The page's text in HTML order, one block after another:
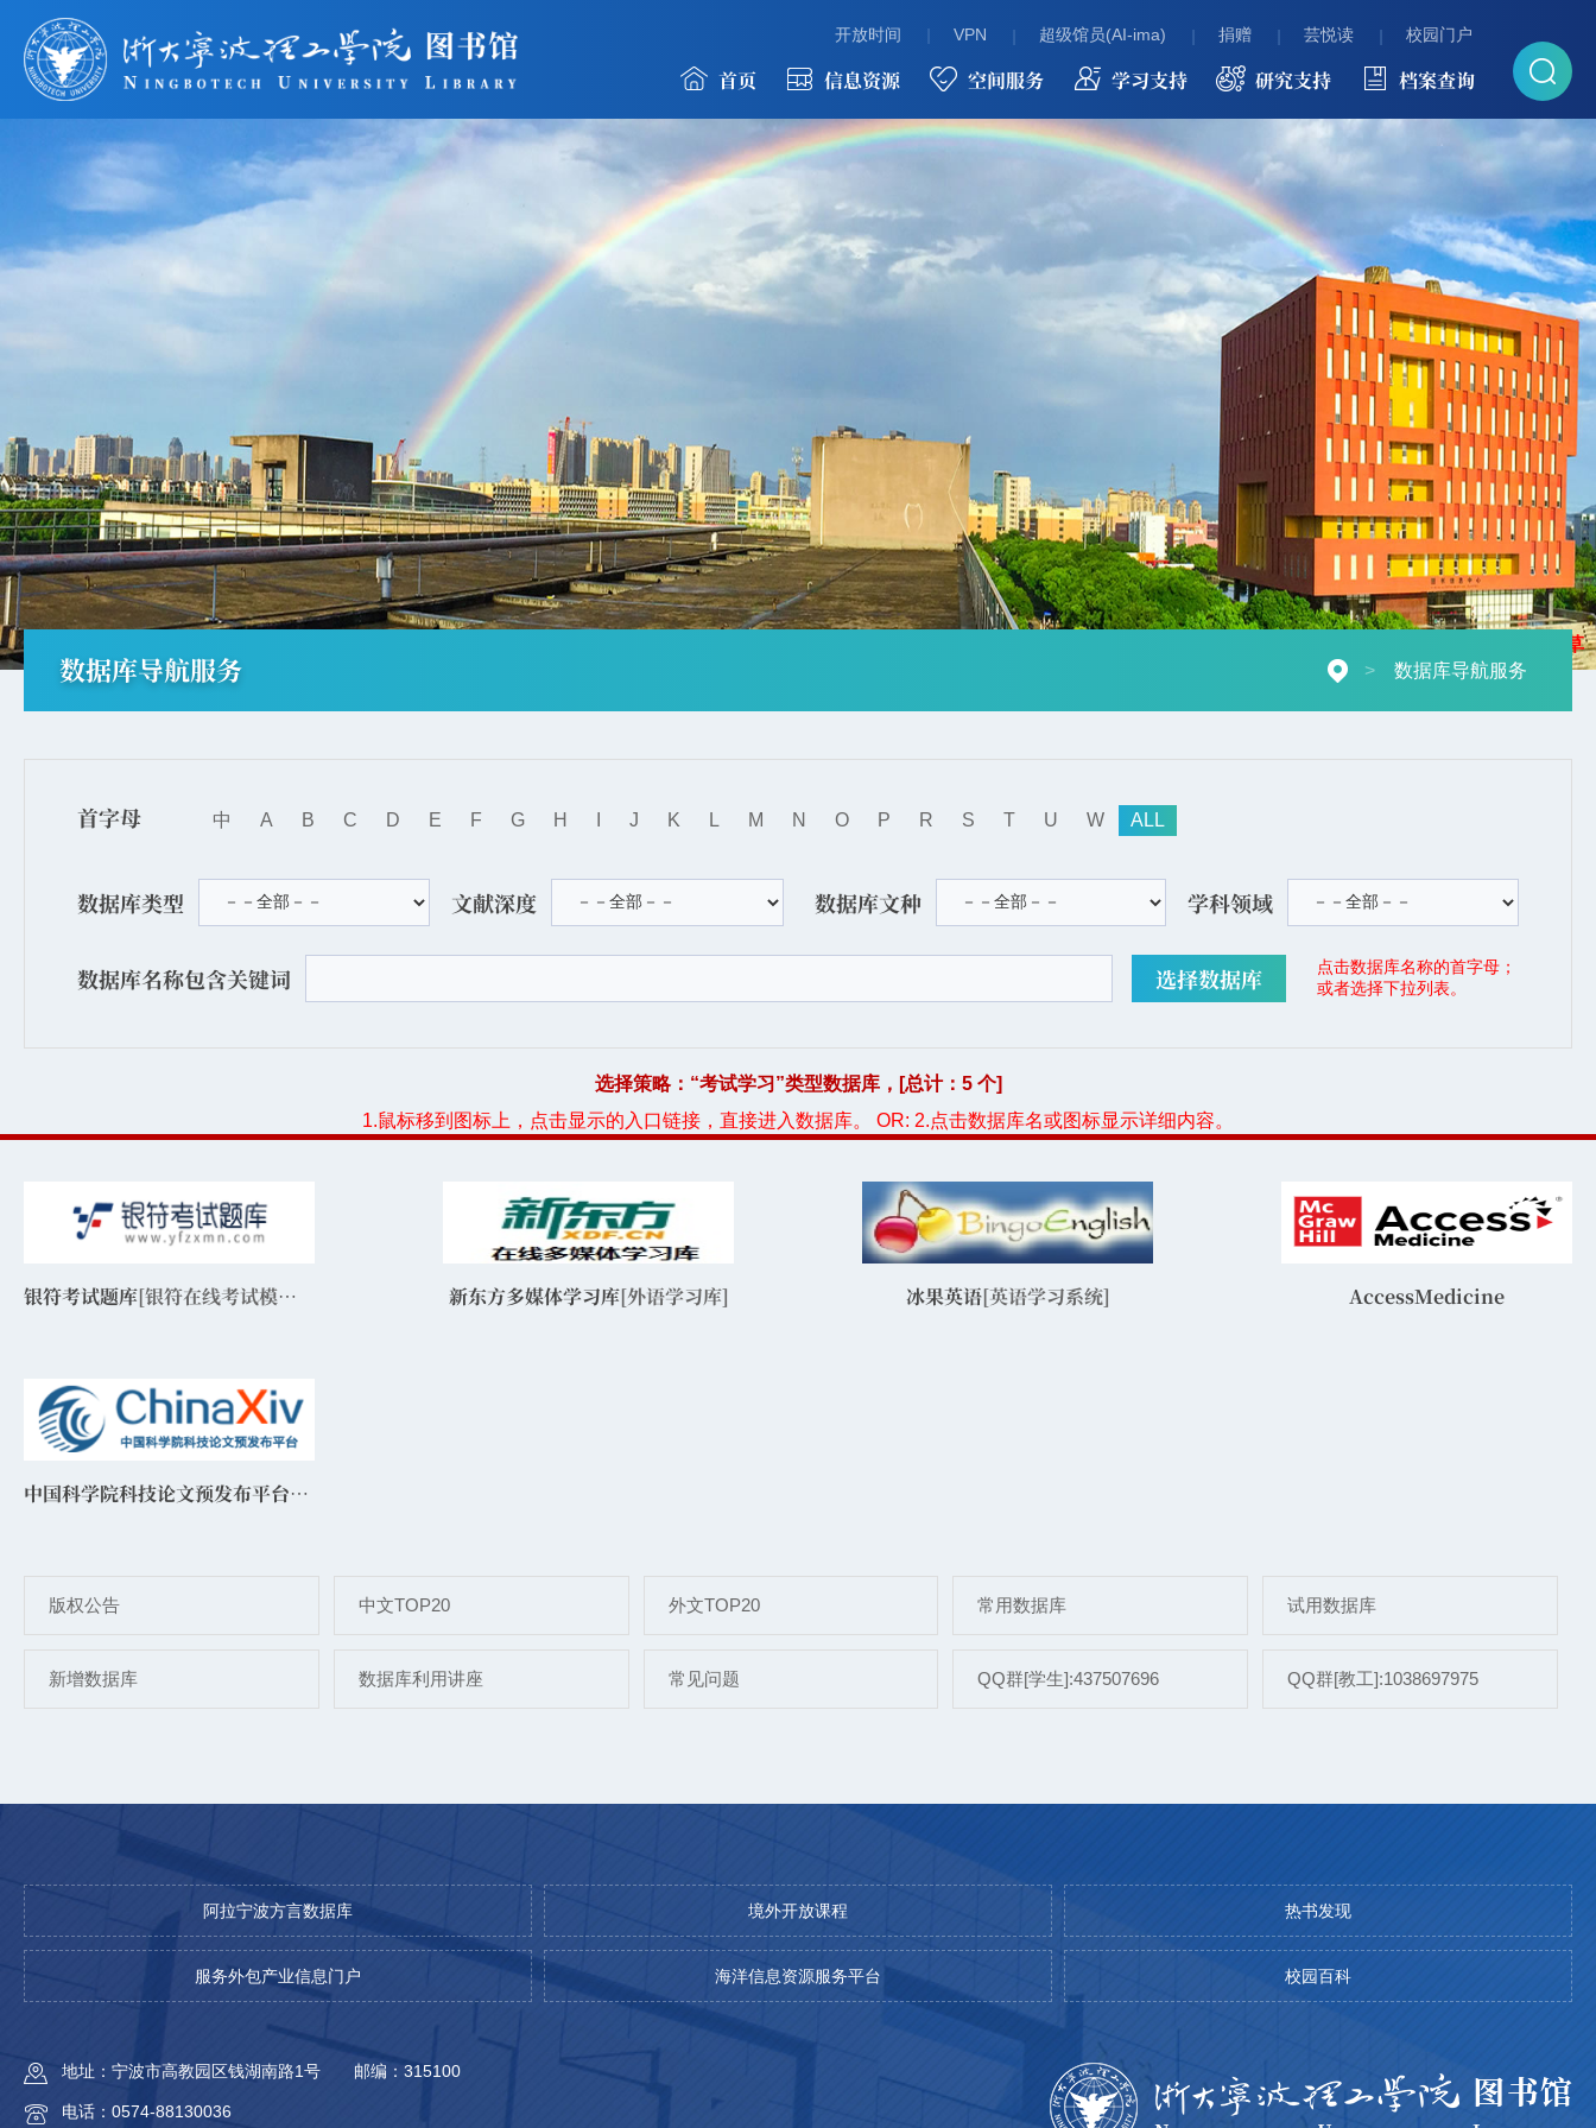
开放时间 VPN 超级馆员(AI-ima) 捐赠 芸悦读 校园门户
首页 信息资源 空间服务 学习支持 研究支持 档案查询
摄影：秋草
数据库导航服务 > 数据库导航服务
首字母 中 A B C D E F G H J K L M N O P R S T U W ALL
数据库类型 文献深度 数据库文种 学科领域
数据库名称包含关键词
点击数据库名称的首字母；
或者选择下拉列表。
选择策略：“考试学习”类型数据库，[总计：5 个]
1.鼠标移到图标上，点击显示的入口链接，直接进入数据库。 OR: 2.点击数据库名或图标显示详细内容。
银符考试题库[银符在线考试模拟题库] 新东方多媒体学习库[外语学习库] 冰果英语[英语学习系统] AccessMedicine
中国科学院科技论文预发布平台
[ChinaXiv]
版权公告 中文TOP20 外文TOP20 常用数据库 试用数据库
新增数据库 数据库利用讲座 常见问题 QQ群[学生]:437507696 QQ群[教工]:1038697975
阿拉宁波方言数据库 境外开放课程 热书发现
服务外包产业信息门户 海洋信息资源服务平台 校园百科
地址：宁波市高教园区钱湖南路1号 邮编：315100
电话：0574-88130036